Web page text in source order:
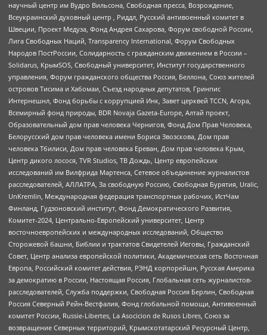
научный центр им Вудро Вильсона, Свободная пресса, Возрождение,
Всеукраинский духовный центр , Риддл, Русский антивоенный комитет в
Швеции, Проект Медуза, Фонд Андрея Сахарова, Форум свободной России,
Лига Свободных Наций, Transparеncy International, Форум Свободных
Народов ПостРоссии, Солидарность с гражданским движением в России –
Solidarus, КрымSOS, Свободный университет, Институт государственного
управления, Форум гражданского общества Россия, Беллона, Союз жителей
островов Тисима и Хабомаи, Съезд народных депутатов, Гринпис
Интернешнл, Фонд борьбы с коррупцией Инк, Завет церквей TCCN, Агора,
Всемирный фонд природы, BDR Novaja Gazeta-Europe, Алтай проект,
Образовательный дом прав человека Чернигов, Фонд Дом Прав Человека,
Белорусский дом прав человека имени Бориса Звозскова, Дом прав
человека Тбилиси, Дом прав человека Ереван, Дом прав человека Крым,
Центр дикого лосося, TVR Studios, ТВ Дождь, Центр европейских
исследований им Вилфрида Мартенса, Сетевое объединение журналистов
расследователей, АЛЛАТРА, За свободную Россию, Свободная Бурятия, Uralic,
UnKremlin, Международная федерация транспортных рабочих, ИстЧам
Финланд, Гудзоновский институт, Фонд Демократического Развития,
Комитет-2024, Центрально-Европейский университет, Центр
восточноевропейских и международных исследований, Общество
Сторожевой башни, Библии и трактатов Свидетелей Иеговы, Гражданский
Совет, Центр анализа европейской политики, Академическая сеть Восточная
Европа, Российский комитет действия, РЭНД корпорейшн, Русская Америка
за демократию в России, Настоящая Россия, Глобальная сеть журналистов-
расследователей, Служба поддержки, Свободная Россия Берлин, Свободная
Россия Северный Рейн-Вестфалия, Фонд глобальной помощи, Антивоенный
комитет России, Russie-Libertes, La Asocicion de Rusos Libres, Союз за
возвращение Северных территорий, Крымскотатарский Ресурсный Центр,